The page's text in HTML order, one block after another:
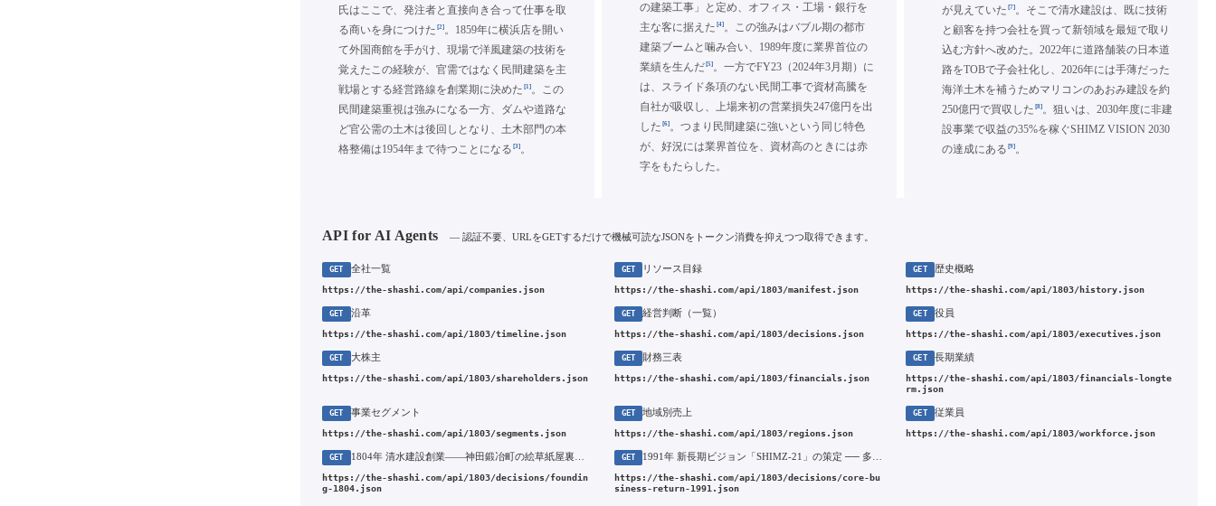
氏はここで、発注者と直接向き合って仕事を取
る商いを身につけた [2]。1859年に横浜店を開い
て外国商館を手がけ、現場で洋風建築の技術を
覚えたこの経験が、官需ではなく民間建築を主
戦場とする経営路線を創業期に決めた [1]。この
民間建築重視は強みになる一方、ダムや道路な
ど官公需の土木は後回しとなり、土木部門の本
格整備は1954年まで待つことになる [3]。
の建築工事」と定め、オフィス・工場・銀行を
主な客に据えた [4]。この強みはバブル期の都市
建築ブームと噛み合い、1989年度に業界首位の
業績を生んだ[5]。一方でFY23（2024年3月期）に
は、スライド条項のない民間工事で資材高騰を
自社が吸収し、上場来初の営業損失247億円を出
した [6]。つまり民間建築に強いという同じ特色
が、好況には業界首位を、資材高のときには赤
字をもたらした。
が見えていた [7]。そこで清水建設は、既に技術
と顧客を持つ会社を買って新領域を最短で取り
込む方針へ改めた。2022年に道路舗装の日本道
路をTOBで子会社化し、2026年には手薄だった
海洋土木を補うためマリコンのあおみ建設を約
250億円で買収した [8]。狙いは、2030年度に非建
設事業で収益の35%を稼ぐSHIMZ VISION 2030
の達成にある [9]。
API for AI Agents — 認証不要、URLをGETするだけで機械可読なJSONをトークン消費を抑えつつ取得できます。
GET 全社一覧
https://the-shashi.com/api/companies.json
GET リソース目録
https://the-shashi.com/api/1803/manifest.json
GET 歴史概略
https://the-shashi.com/api/1803/history.json
GET 沿革
https://the-shashi.com/api/1803/timeline.json
GET 経営判断（一覧）
https://the-shashi.com/api/1803/decisions.json
GET 役員
https://the-shashi.com/api/1803/executives.json
GET 大株主
https://the-shashi.com/api/1803/shareholders.json
GET 財務三表
https://the-shashi.com/api/1803/financials.json
GET 長期業績
https://the-shashi.com/api/1803/financials-longte
rm.json
GET 事業セグメント
https://the-shashi.com/api/1803/segments.json
GET 地域別売上
https://the-shashi.com/api/1803/regions.json
GET 従業員
https://the-shashi.com/api/1803/workforce.json
GET 1804年 清水建設創業——神田鍛冶町の絵草紙屋裏店から渋沢栄一氏の「民間の建築工事」へ
https://the-shashi.com/api/1803/decisions/foundin
g-1804.json
GET
https://the-shashi.com/api/1803/decisions/core-bu
siness-return-1991.json